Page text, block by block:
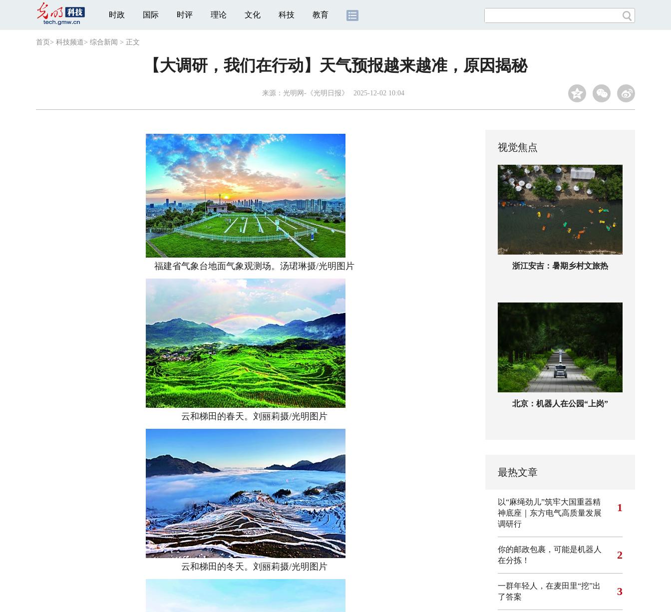
时政 国际 时评 理论 文化 科技 教育
首页 > 科技频道> 综合新闻 > 正文
【大调研，我们在行动】天气预报越来越准，原因揭秘
来源： 光明网-《光明日报》 2025-12-02 10:04
福建省气象台地面气象观测场。汤珺琳摄/光明图片
云和梯田的春天。刘丽莉摄/光明图片
云和梯田的冬天。刘丽莉摄/光明图片
视觉焦点
浙江安吉：暑期乡村文旅热
北京：机器人在公园“上岗”
最热文章
以“麻绳劲儿”筑牢大国重器精
神底座｜东方电气高质量发展
调研行
1
你的邮政包裹，可能是机器人
在分拣！
2
一群年轻人，在麦田里“挖”出
了答案
3